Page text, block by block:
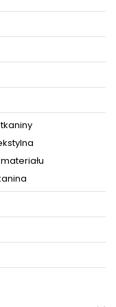
elementy niezbędne